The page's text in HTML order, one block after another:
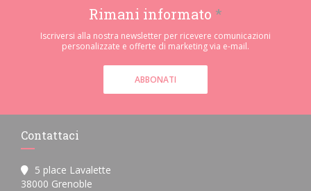
Rimani informato *
Iscriversi alla nostra newsletter per ricevere comunicazioni
personalizzate e offerte di marketing via e-mail.
ABBONATI
Contattaci
5 place Lavalette
38000 Grenoble